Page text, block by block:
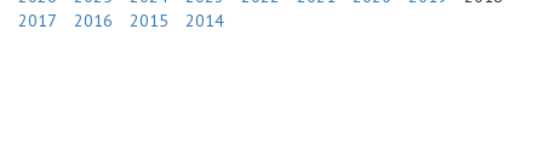
2017
2016 2015 2014